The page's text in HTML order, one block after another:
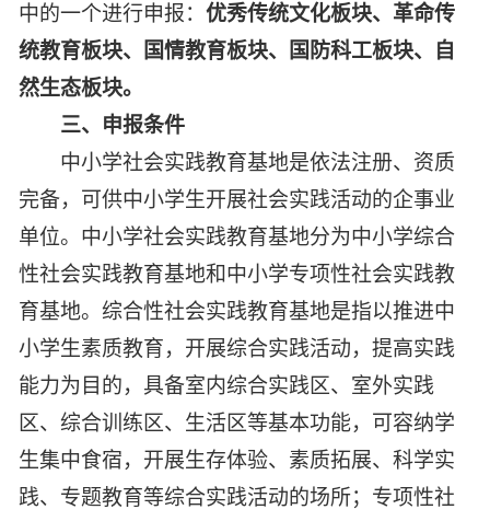
中的一个进行申报： 优秀传统文化板块、革命传
统教育板块、国情教育板块、国防科工板块、自
然生态板块。
三、申报条件
中小学社会实践教育基地是依法注册、资质
完备，可供中小学生开展社会实践活动的企事业
单位。中小学社会实践教育基地分为中小学综合
性社会实践教育基地和中小学专项性社会实践教
育基地。综合性社会实践教育基地是指以推进中
小学生素质教育，开展综合实践活动，提高实践
能力为目的，具备室内综合实践区、室外实践
区、综合训练区、生活区等基本功能，可容纳学
生集中食宿，开展生存体验、素质拓展、科学实
践、专题教育等综合实践活动的场所；专项性社